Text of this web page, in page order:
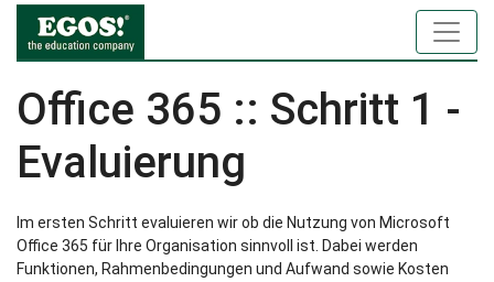
Office 365 :: Schritt 1 -
Evaluierung
Im ersten Schritt evaluieren wir ob die Nutzung von Microsoft
Office 365 für Ihre Organisation sinnvoll ist. Dabei werden
Funktionen, Rahmenbedingungen und Aufwand sowie Kosten